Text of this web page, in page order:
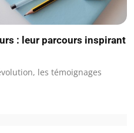
: leur parcours inspirant
les témoignages